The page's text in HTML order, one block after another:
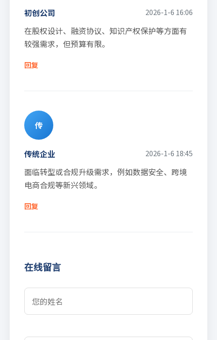
初创公司 2026-1-6 16:06
在股权设计、融资协议、知识产权保护等方面有
较强需求，但预算有限。
回复
传
传统企业 2026-1-6 18:45
面临转型或合规升级需求，例如数据安全、跨境
电商合规等新兴领域。
回复
在线留言